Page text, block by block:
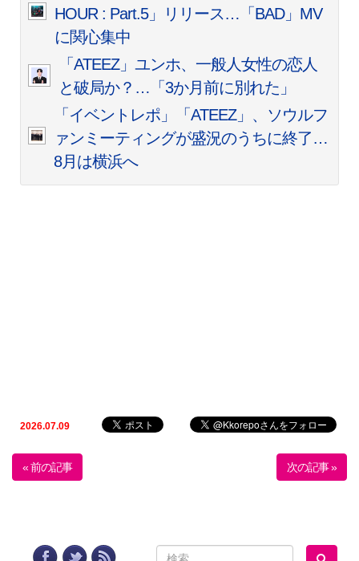
HOUR : Part.5」リリース…「BAD」MV
に関心集中
「ATEEZ」ユンホ、一般人女性の恋人
と破局か？…「3か月前に別れた」
「イベントレポ」「ATEEZ」、ソウルフ
ァンミーティングが盛況のうちに終了…
8月は横浜へ
2026.07.09
« 前の記事 次の記事 »